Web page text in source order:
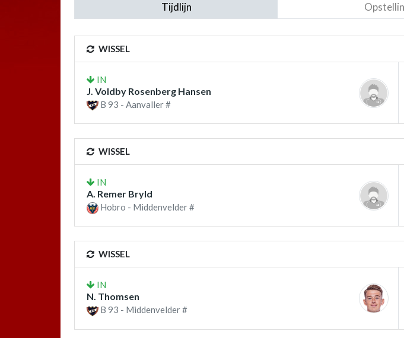
Tijdlijn
WISSEL
IN
J. Voldby Rosenberg Hansen
B 93 - Aanvaller #
WISSEL
IN
A. Remer Bryld
Hobro - Middenvelder #
WISSEL
IN
N. Thomsen
B 93 - Middenvelder #